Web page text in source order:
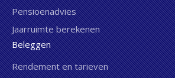
Pensioenadvies
Jaarruimte berekenen
Beleggen
Rendement en tarieven